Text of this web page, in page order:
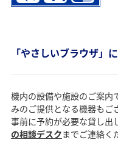
「やさしいブラウザ」
機内の設備や施設のご案内
みのご提供となる機器もご
事前に予約が必要な貸し出
の相談デスクまでご連絡く